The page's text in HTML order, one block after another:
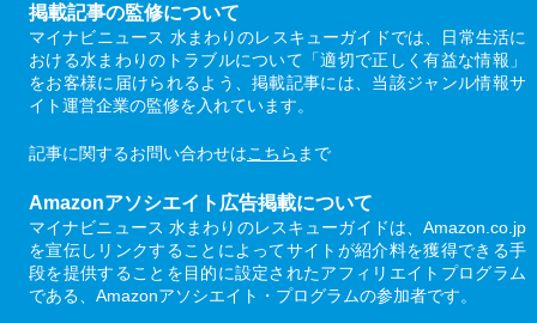
掲載記事の監修について
マイナビニュース 水まわりのレスキューガイドでは、日常生活に
おける水まわりのトラブルについて「適切で正しく有益な情報」
をお客様に届けられるよう、掲載記事には、当該ジャンル情報サ
イト運営企業の監修を入れています。
記事に関するお問い合わせはこちら まで
Amazonアソシエイト広告掲載について
マイナビニュース 水まわりのレスキューガイドは、Amazon.co.jp
を宣伝しリンクすることによってサイトが紹介料を獲得できる手
段を提供することを目的に設定されたアフィリエイトプログラム
である、Amazonアソシエイト・プログラムの参加者です。